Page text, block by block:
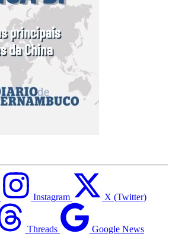
Instagram X (Twitter)
Threads Google News